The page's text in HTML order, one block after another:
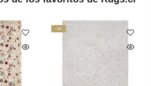
-21%